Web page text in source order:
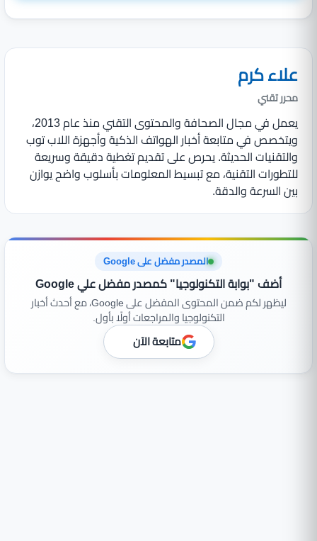
علاء كرم
محرر تقني
يعمل في مجال الصحافة والمحتوى التقني منذ عام 2013،
ويتخصص في متابعة أخبار الهواتف الذكية وأجهزة اللاب توب
والتقنيات الحديثة. يحرص على تقديم تغطية دقيقة وسريعة
للتطورات التقنية، مع تبسيط المعلومات بأسلوب واضح يوازن
بين السرعة والدقة.
المصدر مفضل على Google
أضف "بوابة التكنولوجيا" كمصدر مفضل علي Google
ليظهر لكم ضمن المحتوى المفضل على Google، مع أحدث أخبار
التكنولوجيا والمراجعات أولًا بأول.
متابعة الآن